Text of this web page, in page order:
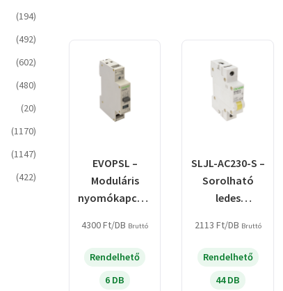
EVOPSL –
Moduláris
nyomókapcsol
4300Ft/DB Bruttó
Rendelhető
6 DB
SLJL-AC230-S –
Sorolható
ledes
sárga
2113 Ft/DB Bruttó
Rendelhető
44 DB
(194)
(492)
(602)
(480)
(20)
(1170)
(1147)
(422)